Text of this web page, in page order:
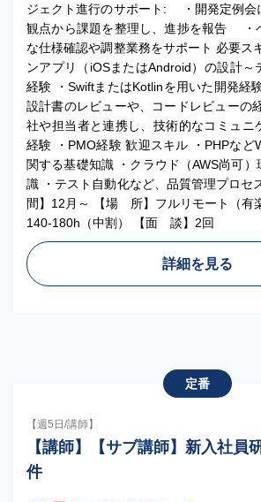
ジェクト進行のサポート: ・開発定例会
観点から課題を整理し、進捗を報告 ・
な仕様確認や調整業務をサポート 必要ス
ンアプリ（iOSまたはAndroid）の設計～
経験 ・SwiftまたはKotlinを用いた開発経
設計書のレビューや、コードレビューの
社や担当者と連携し、技術的なコミュニ
経験 ・PMO経験 歓迎スキル ・PHPなど
関する基礎知識 ・クラウド（AWS尚可
識 ・テスト自動化など、品質管理プロ
間】12月～ 【場 所】フルリモート（有
140-180h（中割） 【面 談】2回
詳細を見る
定番
【週5日/講師】
【講師】【サブ講師】新入社員
件